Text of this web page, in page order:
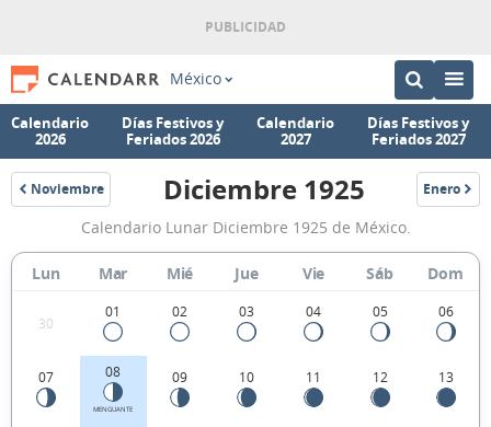
México
Calendario
2026
Días Festivos y
Feriados 2026
Calendario
2027
Días Festivos y
Feriados 2027
Noviembre
1925
Calendario
Lunar
Diciembre
1925
México.
Diciembre 1925 Enero
1926
Calendario Lunar Diciembre 1925 de México.
Lun Mar Mié Jue Vie Sáb Dom
30
01 02 03 04 05 06
07 08
MENGUANTE
09 10 11 12 13